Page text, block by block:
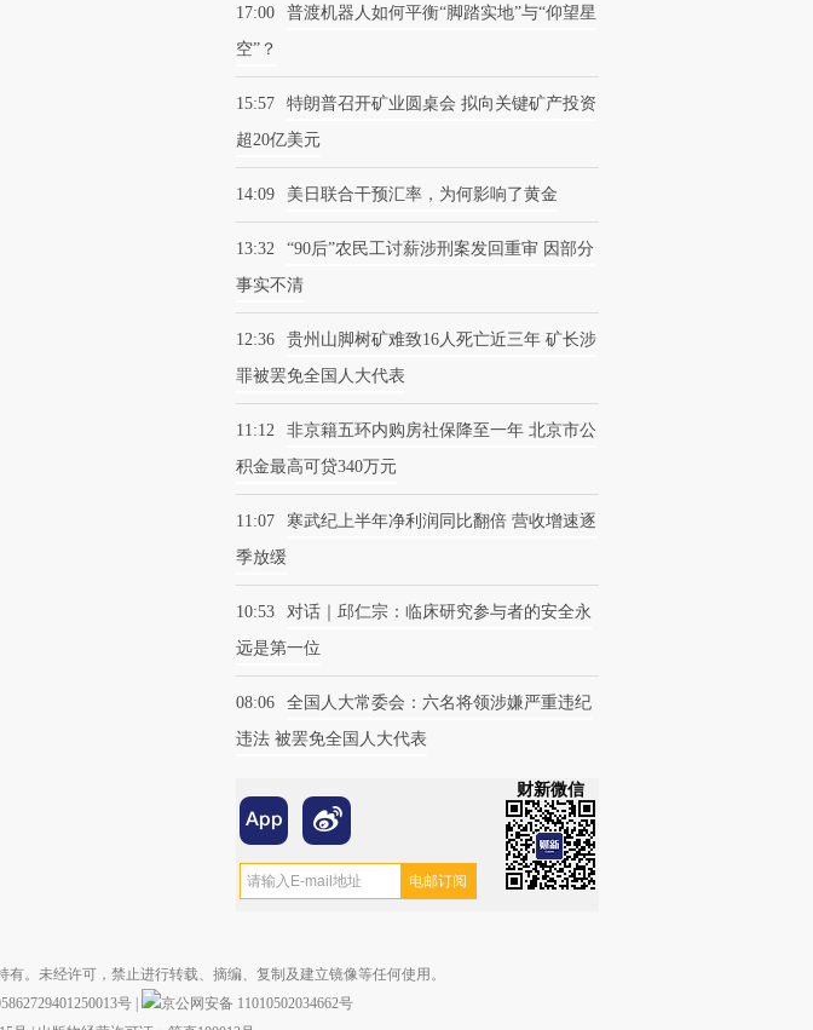
17:00
普渡机器人如何平衡“脚踏实地”与“仰望星
空”？
15:57
特朗普召开矿业圆桌会 拟向关键矿产投资
超20亿美元
14:09 美日联合干预汇率，为何影响了黄金
13:32
“90后”农民工讨薪涉刑案发回重审 因部分
事实不清
12:36
贵州山脚树矿难致16人死亡近三年 矿长涉
罪被罢免全国人大代表
11:12
非京籍五环内购房社保降至一年 北京市公
积金最高可贷340万元
11:07
寒武纪上半年净利润同比翻倍 营收增速逐
季放缓
10:53
对话｜邱仁宗：临床研究参与者的安全永
远是第一位
08:06
全国人大常委会：六名将领涉嫌严重违纪
违法 被罢免全国人大代表
财新微信
。未经许可，禁止进行转载、摘编、复制及建立镜像等任何使用。
号
京公网安备 11010502034662号